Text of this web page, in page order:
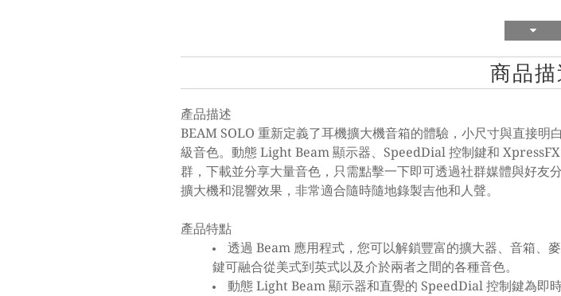
商品描
產品描述
BEAM SOLO 重新定義了耳機擴大機音箱的體驗，小尺寸與直接
級音色。動態 Light Beam 顯示器、SpeedDial 控制鍵和
群，下載並分享大量音色，只需點擊一下即可透過社群媒體與好友
擴大機和混響效果，非常適合隨時隨地錄製吉他和人聲。
產品特點
透過 Beam 應用程式，您可以解鎖豐富的擴大器、音箱、
鍵可融合從美式到英式以及介於兩者之間的各種音色。
動態 Light Beam 顯示器和直覺的 SpeedDial 控制鍵為即